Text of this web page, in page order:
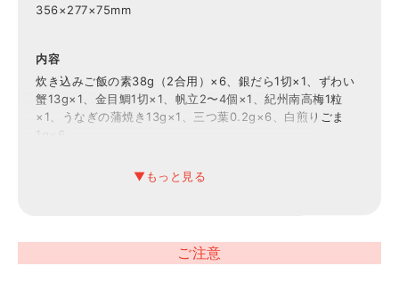
356×277×75mm
内容
炊き込みご飯の素38g（2合用）×6、銀だら1切×1、ずわい
蟹13g×1、金目鯛1切×1、帆立2〜4個×1、紀州南高梅1粒
×1、うなぎの蒲焼き13g×1、三つ葉0.2g×6、白煎りごま
1g×6
ご注意